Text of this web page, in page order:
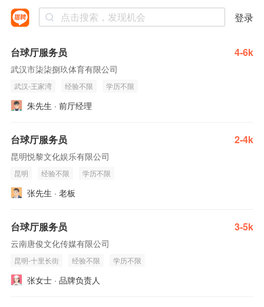
登录
台球厅服务员 4-6k
武汉市柒柒捌玖体育有限公司
武汉-王家湾 经验不限 学历不限
朱先生 · 前厅经理
台球厅服务员 2-4k
昆明悦黎文化娱乐有限公司
昆明 经验不限 学历不限
张先生 · 老板
台球厅服务员 3-5k
云南唐俊文化传媒有限公司
昆明-十里长街 经验不限 学历不限
张女士 · 品牌负责人